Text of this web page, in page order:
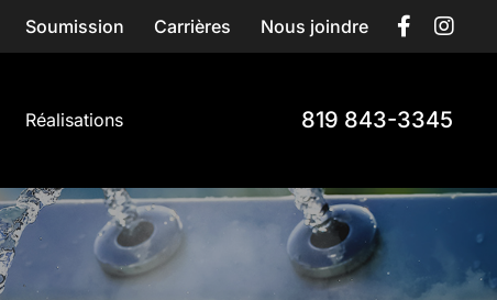
Soumission Carrières Nous joindre
Réalisations 819 843-3345